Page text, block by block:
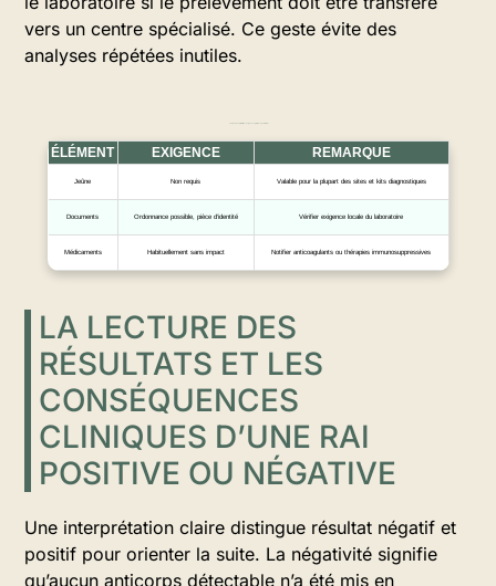
vers un centre spécialisé. Ce geste évite des
analyses répétées inutiles.
ÉLÉMENT EXIGENCE REMARQUE
Jeûne Non requis Valable pour la plupart des sites et kits diagnostiques
Documents Ordonnance possible, pièce d’identité Vérifier exigence locale du laboratoire
Médicaments Habituellement sans impact Notifier anticoagulants ou thérapies immunosuppressives
LA LECTURE DES
RÉSULTATS ET LES
CONSÉQUENCES
CLINIQUES D’UNE RAI
POSITIVE OU NÉGATIVE
Une interprétation claire distingue résultat négatif et
positif pour orienter la suite. La négativité signifie
qu’aucun anticorps détectable n’a été mis en